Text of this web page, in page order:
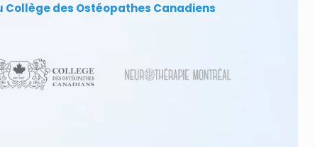
Collège des Ostéopathes Canadiens